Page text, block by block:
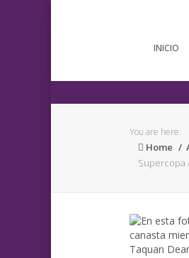
INICIO
You are here:
Home
Supercopa